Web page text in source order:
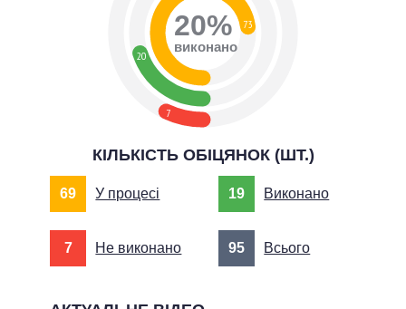
7
20
73
20%
виконано
КІЛЬКІСТЬ ОБІЦЯНОК (ШТ.)
69 У процесі 19 Виконано
7 Не виконано 95 Всього